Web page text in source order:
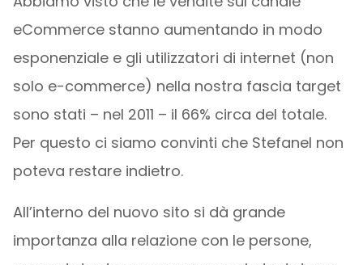
eCommerce stanno aumentando in modo
esponenziale e gli utilizzatori di internet (non
solo e-commerce) nella nostra fascia target
sono stati – nel 2011 – il 66% circa del totale.
Per questo ci siamo convinti che Stefanel non
poteva restare indietro.
All’interno del nuovo sito si dà grande
importanza alla relazione con le persone,